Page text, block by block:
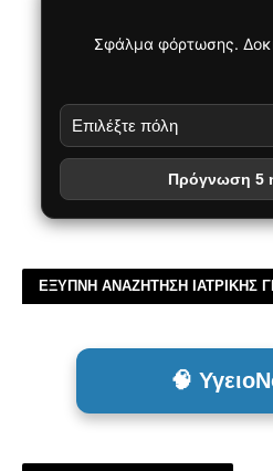
Σφάλμα φόρτωσης.
Πρόγνωση 5
ΕΞΥΠΝΗ ΑΝΑΖΗΤΗΣΗ ΙΑΤΡΙΚΗΣ
🧠